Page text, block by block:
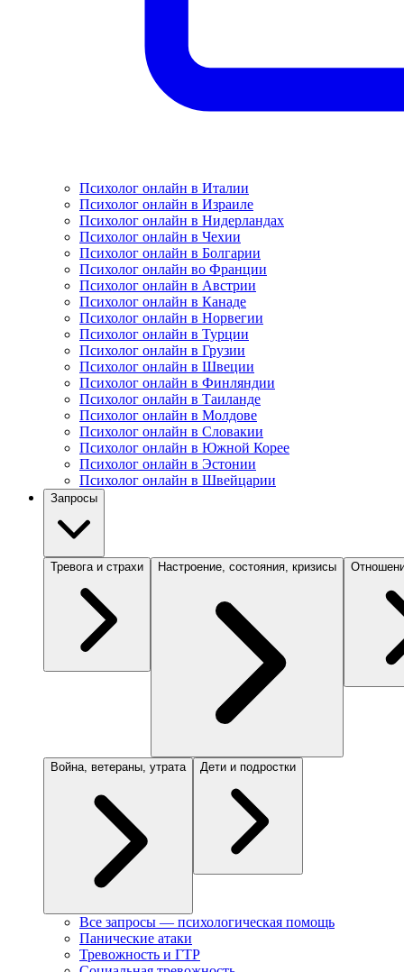
Психолог онлайн в Италии
Психолог онлайн в Израиле
Психолог онлайн в Нидерландах
Психолог онлайн в Чехии
Психолог онлайн в Болгарии
Психолог онлайн во Франции
Психолог онлайн в Австрии
Психолог онлайн в Канаде
Психолог онлайн в Норвегии
Психолог онлайн в Турции
Психолог онлайн в Грузии
Психолог онлайн в Швеции
Психолог онлайн в Финляндии
Психолог онлайн в Таиланде
Психолог онлайн в Молдове
Психолог онлайн в Словакии
Психолог онлайн в Южной Корее
Психолог онлайн в Эстонии
Психолог онлайн в Швейцарии
Запросы
Тревога и страхи Настроение, состояния, кризисы
Война, ветераны, утрата Дети и подростки
Все запросы — психологическая помощь
Панические атаки
Тревожность и ГТР